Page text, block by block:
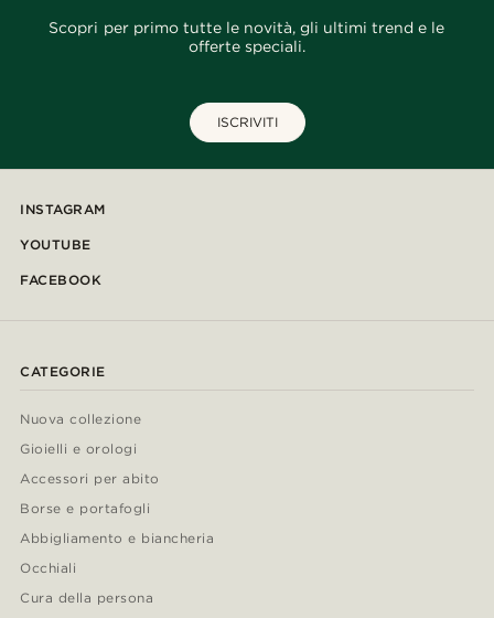
Scopri per primo tutte le novità, gli ultimi trend e le
offerte speciali.
ISCRIVITI
INSTAGRAM
YOUTUBE
FACEBOOK
CATEGORIE
Nuova collezione
Gioielli e orologi
Accessori per abito
Borse e portafogli
Abbigliamento e biancheria
Occhiali
Cura della persona